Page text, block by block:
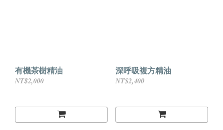
有機茶樹精油
NT$2,000
深呼吸複方精油
NT$2,400